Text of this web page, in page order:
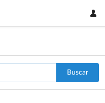
Buscar